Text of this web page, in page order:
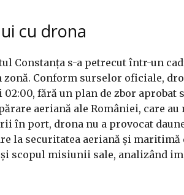
cu drona
Constanța s-a petrecut într-un
Conform surselor oficiale,
fără un plan de zbor aprobat
aeriană ale României, care
în port, drona nu a provocat
la securitatea aeriană și maritimă
scopul misiunii sale, analizând